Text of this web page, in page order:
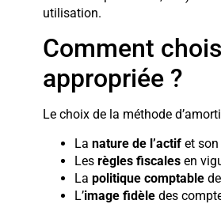
utilisation.
Comment
appropriée ?
Le choix de la méthode
La nature de l’actifet son
Les règles fiscalesen
La politique comptablede
L’image fidèledes